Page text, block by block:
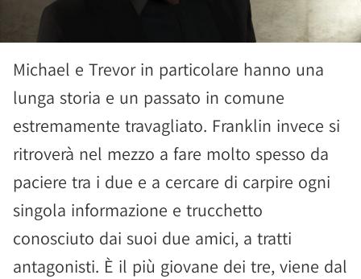
Michael e Trevor in particolare hanno una
lunga storia e un passato in comune
estremamente travagliato. Franklin invece si
ritroverà nel mezzo a fare molto spesso da
paciere tra i due e a cercare di carpire ogni
singola informazione e trucchetto
conosciuto dai suoi due amici, a tratti
antagonisti. È il più giovane dei tre, viene dal